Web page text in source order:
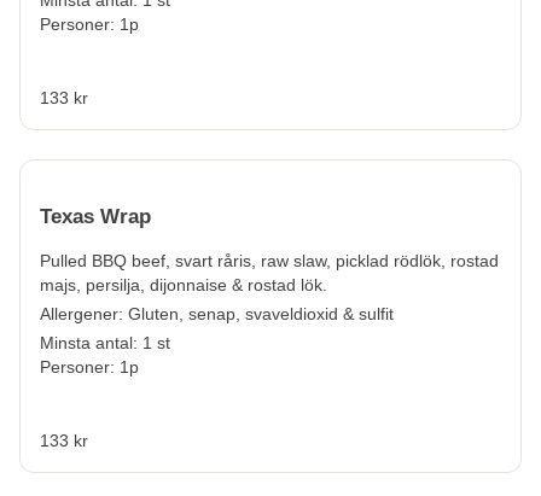
Personer: 1p
133 kr
Texas Wrap
Pulled BBQ beef, svart råris, raw slaw, picklad rödlök, rostad
majs, persilja, dijonnaise & rostad lök.
Allergener: Gluten, senap, svaveldioxid & sulfit
Minsta antal: 1 st
Personer: 1p
133 kr